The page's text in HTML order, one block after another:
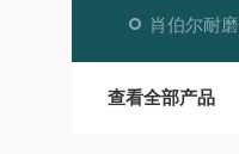
肖伯尔耐
查看全部产品